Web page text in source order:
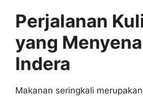
Perjalanan
yang
Indera
Makanan seringkali